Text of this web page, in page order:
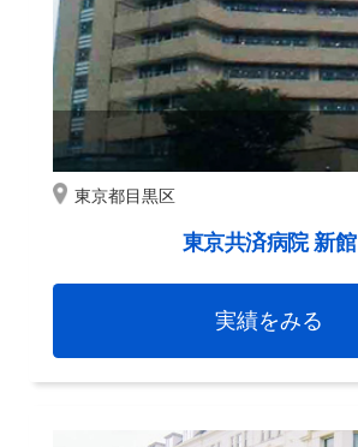
東京都目黒区
東京共済病院 新館
実績をみる